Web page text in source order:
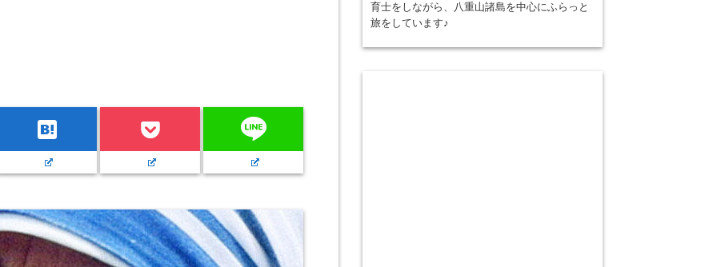
hatenabookmark line
育士をしながら、八重山諸島を中心にふらっと
旅をしています♪